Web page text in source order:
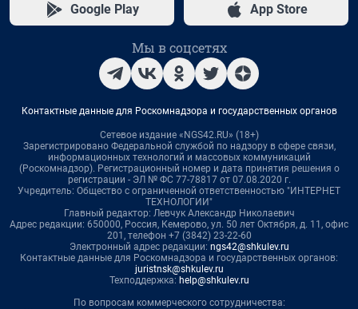
Google Play App Store
Мы в соцсетях
Контактные данные для Роскомнадзора и государственных органов
Сетевое издание «NGS42.RU» (18+)
Зарегистрировано Федеральной службой по надзору в сфере связи,
информационных технологий и массовых коммуникаций
(Роскомнадзор). Регистрационный номер и дата принятия решения о
регистрации - ЭЛ № ФС 77-78817 от 07.08.2020 г.
Учредитель: Общество с ограниченной ответственностью "ИНТЕРНЕТ
ТЕХНОЛОГИИ"
Главный редактор: Левчук Александр Николаевич
Адрес редакции: 650000, Россия, Кемерово, ул. 50 лет Октября, д. 11, офис
201, телефон +7 (3842) 23-22-60
Электронный адрес редакции: ngs42@shkulev.ru
Контактные данные для Роскомнадзора и государственных органов:
juristnsk@shkulev.ru
Техподдержка: help@shkulev.ru
По вопросам коммерческого сотрудничества: